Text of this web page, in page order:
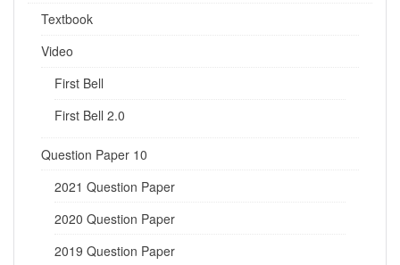
Textbook
Video
First Bell
First Bell 2.0
Question Paper 10
2021 Question Paper
2020 Question Paper
2019 Question Paper